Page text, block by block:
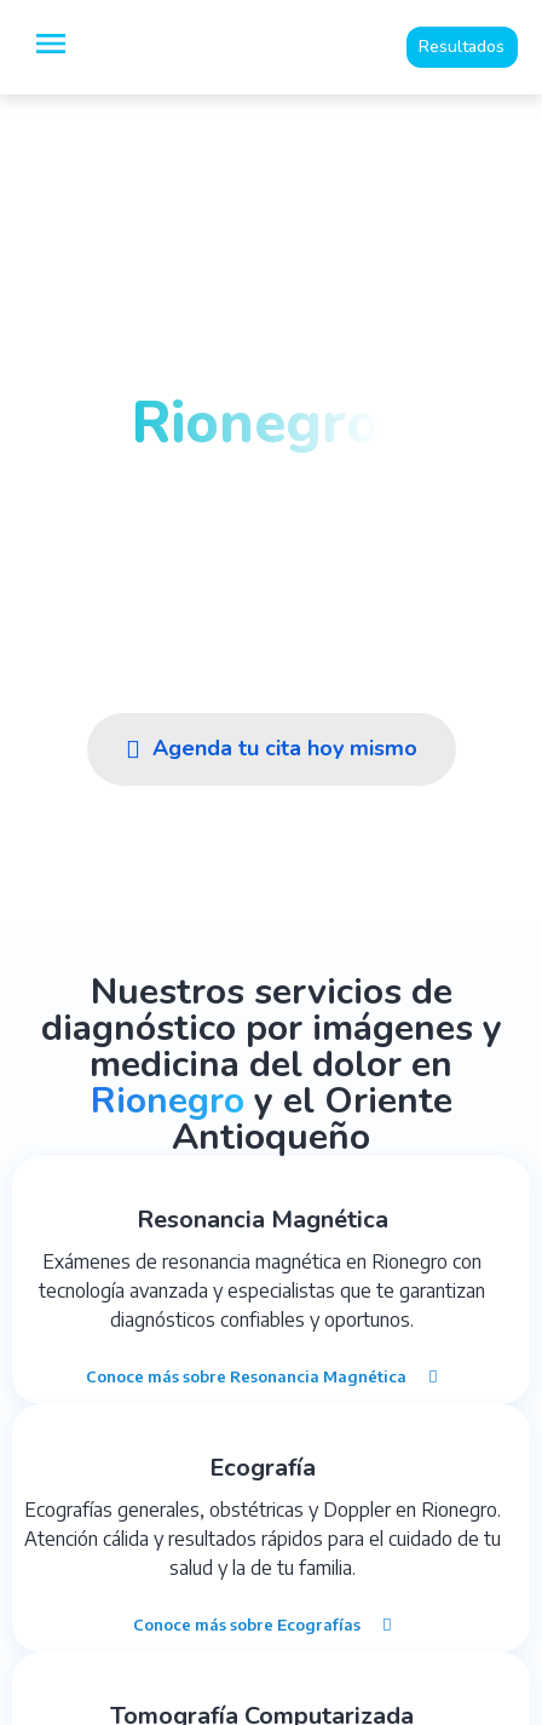
Resultados
Rionegro
Oriente
Agenda tu cita hoy mismo
Nuestros servicios de
diagnóstico por imágenes y
medicina del dolor en
Rionegro y el Oriente
Antioqueño
Resonancia Magnética
Exámenes de resonancia magnética en Rionegro con
tecnología avanzada y especialistas que te garantizan
diagnósticos confiables y oportunos.
Conoce más sobre Resonancia Magnética
Ecografía
Ecografías generales, obstétricas y Doppler en Rionegro.
Atención cálida y resultados rápidos para el cuidado de tu
salud y la de tu familia.
Conoce más sobre Ecografías
Tomografía Computarizada